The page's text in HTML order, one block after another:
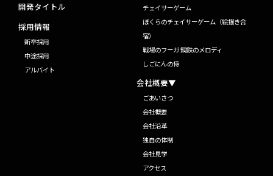
開発タイトル
採用情報
新卒採用
中途採用
アルバイト
チェイサーゲーム
ぼくらのチェイサーゲーム（絵描き合
宿）
戦場のフーガ 鋼鉄のメロディ
しごにんの侍
会社概要▼
ごあいさつ
会社概要
会社沿革
独自の体制
会社見学
アクセス